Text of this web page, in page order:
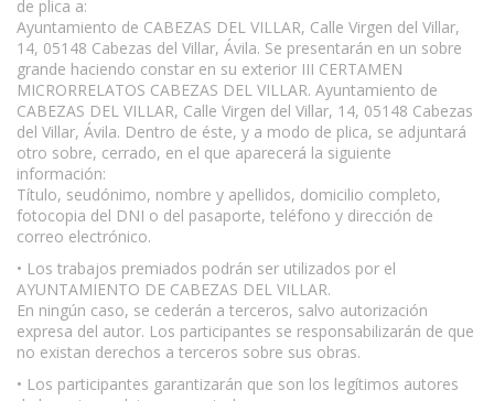
de plica a:
Ayuntamiento de CABEZAS DEL VILLAR, Calle Virgen del Villar,
14, 05148 Cabezas del Villar, Ávila. Se presentarán en un sobre
grande haciendo constar en su exterior III CERTAMEN
MICRORRELATOS CABEZAS DEL VILLAR. Ayuntamiento de
CABEZAS DEL VILLAR, Calle Virgen del Villar, 14, 05148 Cabezas
del Villar, Ávila. Dentro de éste, y a modo de plica, se adjuntará
otro sobre, cerrado, en el que aparecerá la siguiente
información:
Título, seudónimo, nombre y apellidos, domicilio completo,
fotocopia del DNI o del pasaporte, teléfono y dirección de
correo electrónico.
• Los trabajos premiados podrán ser utilizados por el
AYUNTAMIENTO DE CABEZAS DEL VILLAR.
En ningún caso, se cederán a terceros, salvo autorización
expresa del autor. Los participantes se responsabilizarán de que
no existan derechos a terceros sobre sus obras.
• Los participantes garantizarán que son los legítimos autores